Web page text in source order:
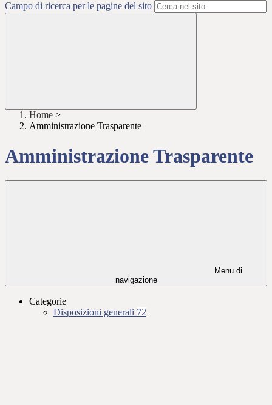
Campo di ricerca per le pagine del sito
Home >
Amministrazione Trasparente
Amministrazione Trasparente
Menu di
navigazione
Categorie
Disposizioni generali 72